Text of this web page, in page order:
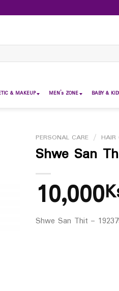
& MAKEUP MEN’s ZONE BABY &
PERSONAL CARE / HAIR
Shwe San
10,000
Shwe San Thit –